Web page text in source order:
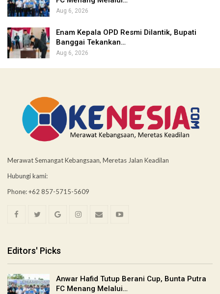
Aug 6, 2026
Enam Kepala OPD Resmi Dilantik, Bupati
Banggai Tekankan…
Aug 6, 2026
Merawat Semangat Kebangsaan, Meretas Jalan Keadilan
Hubungi kami:
Phone: +62 857-5715-5609
Editors' Picks
Anwar Hafid Tutup Berani Cup, Bunta Putra
FC Menang Melalui…